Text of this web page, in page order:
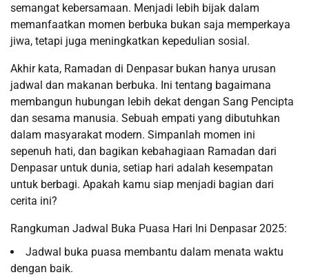
semangat kebersamaan. Menjadi lebih bijak dalam
memanfaatkan momen berbuka bukan saja memperkaya
jiwa, tetapi juga meningkatkan kepedulian sosial.
Akhir kata, Ramadan di Denpasar bukan hanya urusan
jadwal dan makanan berbuka. Ini tentang bagaimana
membangun hubungan lebih dekat dengan Sang Pencipta
dan sesama manusia. Sebuah empati yang dibutuhkan
dalam masyarakat modern. Simpanlah momen ini
sepenuh hati, dan bagikan kebahagiaan Ramadan dari
Denpasar untuk dunia, setiap hari adalah kesempatan
untuk berbagi. Apakah kamu siap menjadi bagian dari
cerita ini?
Rangkuman Jadwal Buka Puasa Hari Ini Denpasar 2025:
Jadwal buka puasa membantu dalam menata waktu
dengan baik.